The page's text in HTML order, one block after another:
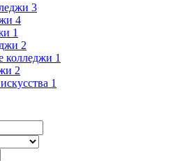
3
4
1
2
колледжи 1
2
1